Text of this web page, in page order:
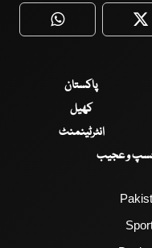
WhatsApp
پاکستان
کھیل
انٹرٹینمنٹ
و عجیب